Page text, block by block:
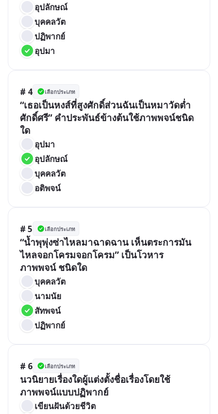
อุปลักษณ์
บุคคลวัต
ปฏิพากย์
อุปมา
# 4 เลือกประเภท
“เธอเป็นหงส์ที่สูงศักดิ์ส่วนฉันเป็นหมาวัดต่ำ
ศักดิ์ศรี” คำประพันธ์ข้างต้นใช้ภาพพจน์ชนิด
ใด
อุปมา
อุปลักษณ์
บุคคลวัต
อติพจน์
# 5 เลือกประเภท
“น้ำพุพุ่งซ่าไหลมาฉาดฉาน เห็นตระการมัน
ไหลจอกโครมจอกโครม” เป็นโวหาร
ภาพพจน์ ชนิดใด
บุคคลวัต
นามนัย
สัทพจน์
ปฏิพากย์
# 6 เลือกประเภท
นวนิยายเรื่องใดผู้แต่งตั้งชื่อเรื่องโดยใช้
ภาพพจน์แบบปฏิพากย์
เขียนฝันด้วยชีวิต